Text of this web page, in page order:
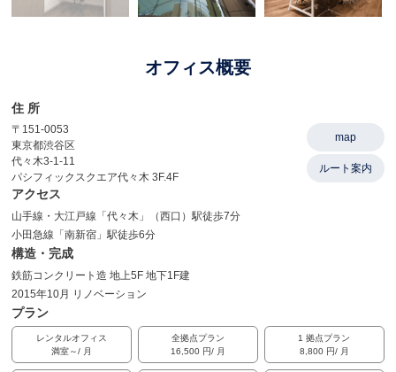
オフィス概要
住 所
〒151-0053
東京都渋谷区
代々木3-1-11
パシフィックスクエア代々木 3F.4F
map
ルート案内
アクセス
山手線・大江戸線「代々木」（西口）駅徒歩7分
小田急線「南新宿」駅徒歩6分
構造・完成
鉄筋コンクリート造 地上5F 地下1F建
2015年10月 リノベーション
プラン
レンタルオフィス
満室～/ 月
全拠点プラン
16,500 円/ 月
1 拠点プラン
8,800 円/ 月